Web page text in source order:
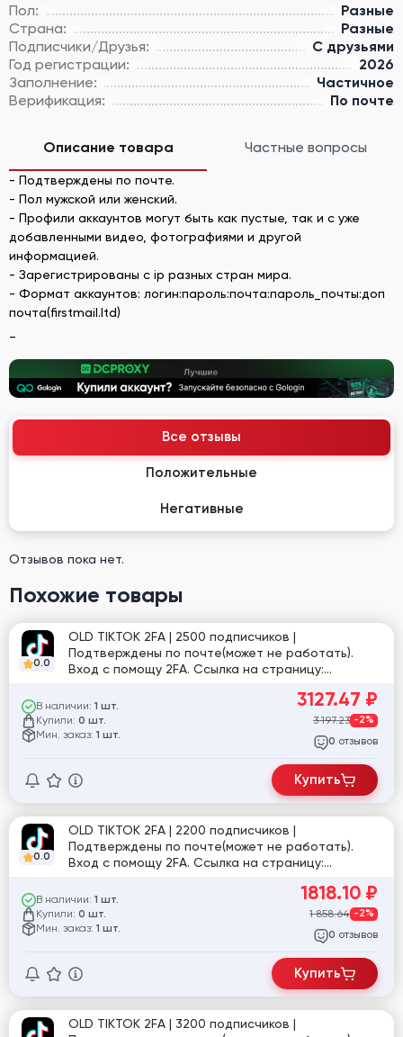
Пол:
Разные
Страна:
Разные
Подписчики/Друзья:
С друзьями
Год регистрации:
2026
Заполнение:
Частичное
Верификация:
По почте
Описание товара Частные вопросы
- Подтверждены по почте.
- Пол мужской или женский.
- Профили аккаунтов могут быть как пустые, так и с уже
добавленными видео, фотографиями и другой
информацией.
- Зарегистрированы с ip разных стран мира.
- Формат аккаунтов: логин:пароль:почта:пароль_почты:доп
почта(firstmail.ltd)
Все отзывы
Положительные
Негативные
Отзывов пока нет.
Похожие товары
0.0
OLD TIKTOK 2FA | 2500 подписчиков |
Подтверждены по почте(может не работать).
Вход с помощу 2FA. Ссылка на страницу:
В наличии: 1 шт.
Купили: 0 шт.
Мин. заказ: 1 шт.
3127.47 ₽
3 197.23 -2%
0 отзывов
Купить
0.0
OLD TIKTOK 2FA | 2200 подписчиков |
Подтверждены по почте(может не работать).
Вход с помощу 2FA. Ссылка на страницу:
В наличии: 1 шт.
Купили: 0 шт.
Мин. заказ: 1 шт.
1818.10 ₽
1 858.64 -2%
0 отзывов
Купить
OLD TIKTOK 2FA | 3200 подписчиков |